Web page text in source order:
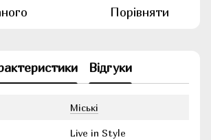
Порівняти
Відгуки
Міські
Live in Style